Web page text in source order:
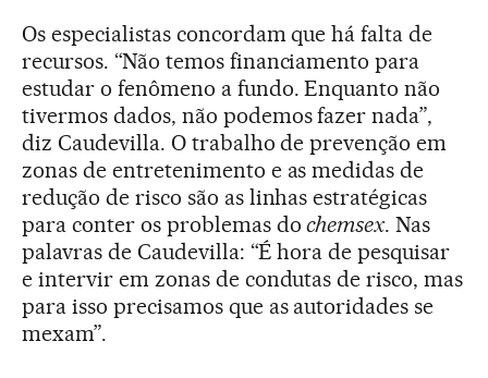
Os especialistas concordam que há falta de
recursos. “Não temos financiamento para
estudar o fenômeno a fundo. Enquanto não
tivermos dados, não podemos fazer nada”,
diz Caudevilla. O trabalho de prevenção em
zonas de entretenimento e as medidas de
redução de risco são as linhas estratégicas
para conter os problemas dochemsex. Nas
palavras de Caudevilla: “É hora de pesquisar
e intervir em zonas de condutas de risco, mas
para isso precisamos que as autoridades se
mexam”.